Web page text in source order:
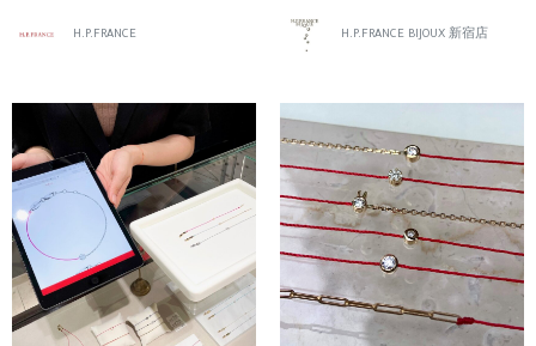
H.P.FRANCE H.P.FRANCE BIJOUX 新宿店